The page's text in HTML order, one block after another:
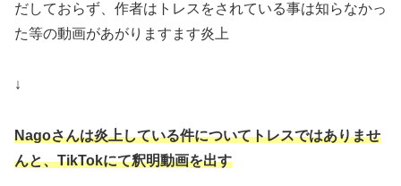
だしておらず、作者はトレスをされている事は知らなかっ
た等の動画があがりますます炎上
↓
Nagoさんは炎上している件についてトレスではありませ
んと、TikTokにて釈明動画を出す